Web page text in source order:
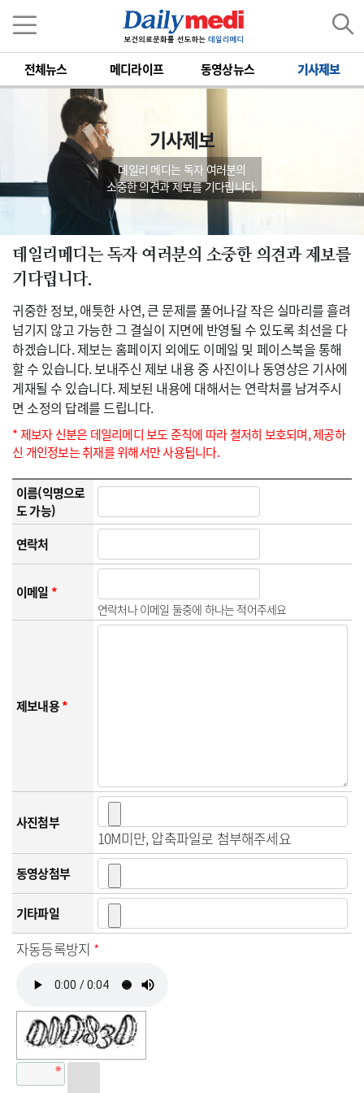
전체뉴스 메디라이프 동영상뉴스 기사제보
기사제보
데일리 메디는 독자 여러분의
소중한 의견과 제보를 기다립니다.
데일리메디는 독자 여러분의 소중한 의견과 제보를
기다립니다.
귀중한 정보, 애틋한 사연, 큰 문제를 풀어나갈 작은 실마리를 흘려
넘기지 않고 가능한 그 결실이 지면에 반영될 수 있도록 최선을 다
하겠습니다. 제보는 홈페이지 외에도 이메일 및 페이스북을 통해
할 수 있습니다. 보내주신 제보 내용 중 사진이나 동영상은 기사에
게재될 수 있습니다. 제보된 내용에 대해서는 연락처를 남겨주시
면 소정의 답례를 드립니다.
* 제보자 신분은 데일리메디 보도 준칙에 따라 철저히 보호되며, 제공하
신 개인정보는 취재를 위해서만 사용됩니다.
이름(익명으로
도 가능)
연락처
이메일*
연락처나 이메일 둘중에 하나는 적어주세요
제보내용*
사진첨부
10M미만, 압축파일로 첨부해주세요
동영상첨부
기타파일
자동등록방지 *